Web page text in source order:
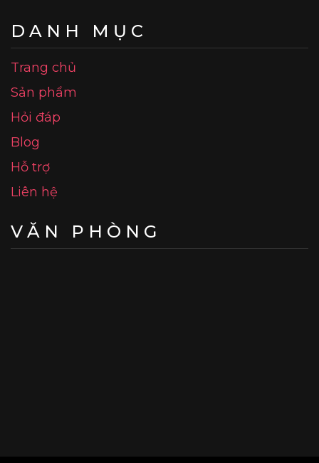
DANH MỤC
Trang chủ
Sản phẩm
Hỏi đáp
Blog
Hỗ trợ
Liên hệ
VĂN PHÒNG